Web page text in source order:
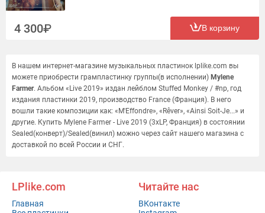
4 300 В корзину
В нашем интернет-магазине музыкальных пластинок lplike.com вы
можете приобрести грампластинку группы(в исполнении) Mylene
Farmer. Альбом «Live 2019» издан лейблом Stuffed Monkey / #np, год
издания пластинки 2019, производство France (Франция). В него
вошли такие композиции как: «M'Effondre», «Rêver», «Ainsi Soit-Je...» и
другие. Купить Mylene Farmer - Live 2019 (3xLP, Франция) в состоянии
Sealed(конверт)/Sealed(винил) можно через сайт нашего магазина с
доставкой по всей России и СНГ.
LPlike.com
Главная
Читайте нас
ВКонтакте